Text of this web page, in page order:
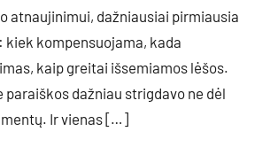
atnaujinimui, dažniausiai pirmiausia
kompensuojama, kada
kaip greitai išsemiamos lėšos.
dažniau strigdavo ne dėl
Ir vienas […]